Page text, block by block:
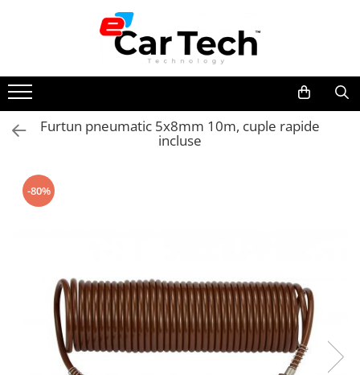
Summer sale
Navigatie dedicata
Navigatii Skoda
Navigatii Seat
Navigatii Hyundai
Navigatii Toyota
Navigatii Dacia
Navigatii Peugeot
Furtun pneumatic 5x8mm 10m, cuple rapide
incluse
-80%